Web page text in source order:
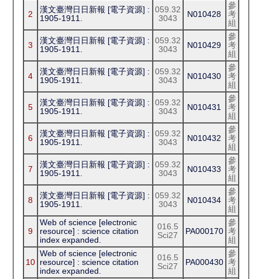
2
漢文臺灣日日新報 [電子資源] :
1905-1911.
059.32
3043
N010428
參
考
組
3
漢文臺灣日日新報 [電子資源] :
1905-1911.
059.32
3043
N010429
參
考
組
4
漢文臺灣日日新報 [電子資源] :
1905-1911.
059.32
3043
N010430
參
考
組
5
漢文臺灣日日新報 [電子資源] :
1905-1911.
059.32
3043
N010431
參
考
組
6
漢文臺灣日日新報 [電子資源] :
1905-1911.
059.32
3043
N010432
參
考
組
7
漢文臺灣日日新報 [電子資源] :
1905-1911.
059.32
3043
N010433
參
考
組
8
漢文臺灣日日新報 [電子資源] :
1905-1911.
059.32
3043
N010434
參
考
組
9
Web of science [electronic
resource] : science citation
index expanded.
016.5
Sci27
PA000170
參
考
組
10
Web of science [electronic
resource] : science citation
index expanded.
016.5
Sci27
PA000430
參
考
組